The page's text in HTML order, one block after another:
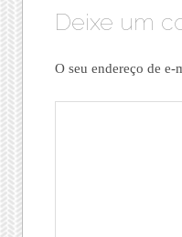
Deixe um
O seu endereço de